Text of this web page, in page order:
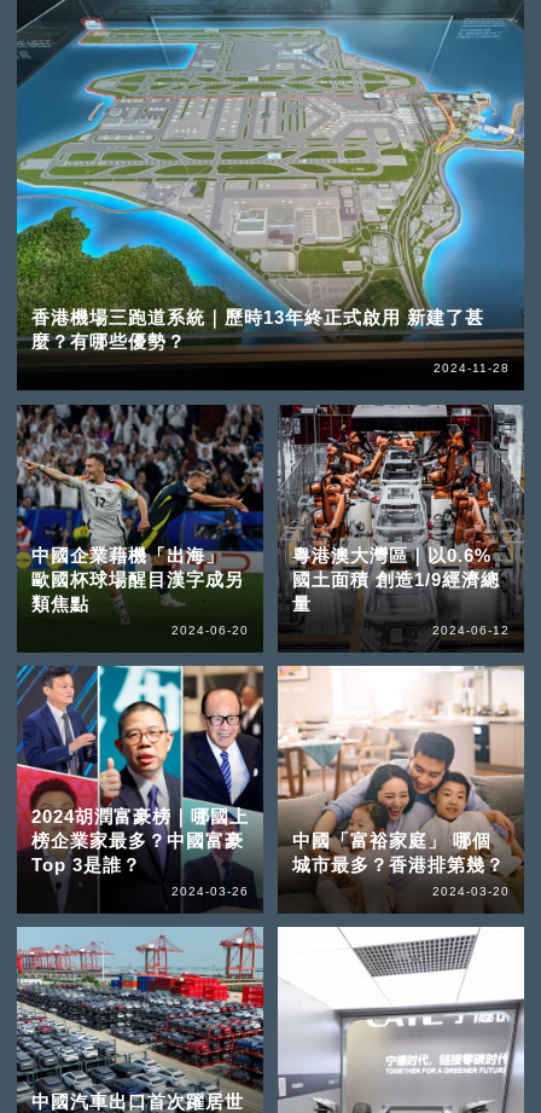
香港機場三跑道系統｜歷時13年終正式啟用 新建了甚
麼？有哪些優勢？
2024-11-28
中國企業藉機「出海」
歐國杯球場醒目漢字成另
類焦點
2024-06-20
粵港澳大灣區｜以0.6%
國土面積 創造1/9經濟總
量
2024-06-12
2024胡潤富豪榜｜哪國上
榜企業家最多？中國富豪
Top 3是誰？
2024-03-26
中國「富裕家庭」 哪個
城市最多？香港排第幾？
2024-03-20
中國汽車出口首次躍居世